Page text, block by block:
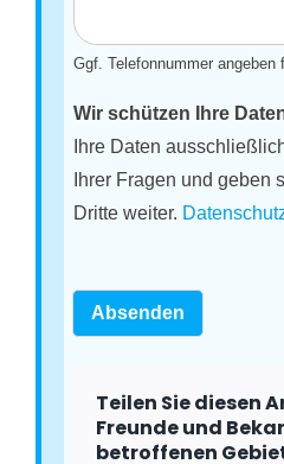
Ggf. Telefonnummer
Wir schützen Ihre
Ihre Daten
Ihrer Fragen und geben
Dritte weiter.
Absenden
Teilen Sie diesen
Freunde und
betroffenen